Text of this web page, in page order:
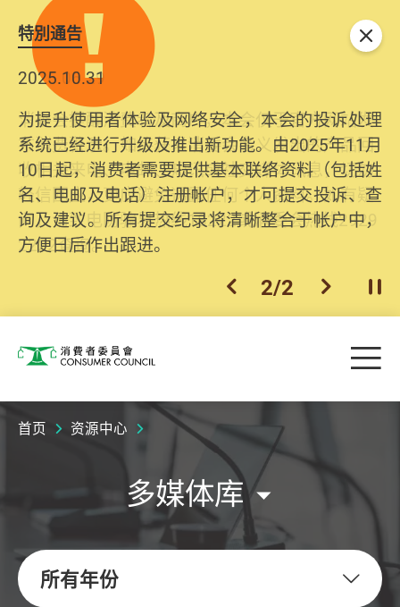
特別通告
2025.10.31
为提升使用者体验及网络安全，本会的投诉处理
系统已经进行升级及推出新功能。由2025年11月
10日起，消费者需要提供基本联络资料（包括姓
名、电邮及电话）注册帐户，才可提交投诉、查
询及建议。所有提交纪录将清晰整合于帐户中，
方便日后作出跟进。
上一个
2/2 下一个开
关闭
消费者委员会 目
首页 资源中心
多媒体库
所有年份